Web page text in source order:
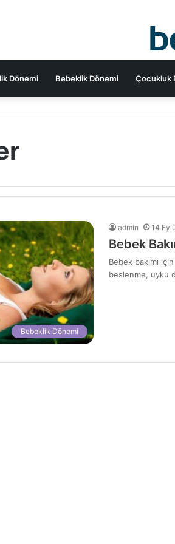
Dönemi Bebeklik Dönemi Çocukluk
Bebeklik Dönemi
admin 14
Bebek
Bebek bakımı
beslenme, uyku